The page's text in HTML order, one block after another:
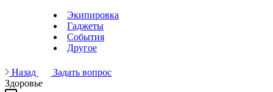
Экипировка
Гаджеты
События
Другое
Назад
Задать вопрос
Здоровье